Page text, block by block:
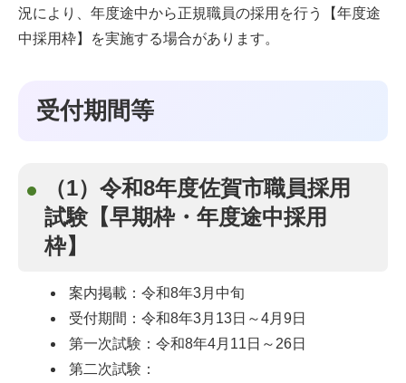
況により、年度途中から正規職員の採用を行う【年度途
中採用枠】を実施する場合があります。
受付期間等
（1）令和8年度佐賀市職員採用
試験【早期枠・年度途中採用
枠】
案内掲載：令和8年3月中旬
受付期間：令和8年3月13日～4月9日
第一次試験：令和8年4月11日～26日
第二次試験：